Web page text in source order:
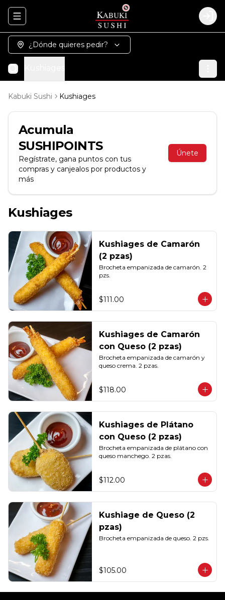
Abrir menu de navegación
¿Dónde quieres pedir?
Kabuki Sushi Kushiages
Acumula
SUSHIPOINTS
Regístrate, gana puntos con tus
compras y canjealos por productos y
más
Únete
Kushiages
Kushiages de Camarón
(2 pzas)
Brocheta empanizada de camarón. 2
pzs.
$111.00
Kushiages de Camarón
con Queso (2 pzas)
Brocheta empanizada de camarón y
queso crema. 2 pzas.
$118.00
Kushiages de Plátano
con Queso (2 pzas)
Brocheta empanizada de plátano con
queso manchego. 2 pzas.
$112.00
Kushiage de Queso (2
pzas)
Brocheta empanizada de queso. 2 pzs.
$105.00